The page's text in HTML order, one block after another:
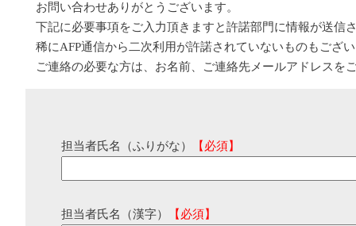
お問い合わせありがとうございます。
下記に必要事項をご入力頂きますと許諾部門に情報が送信
稀にAFP通信から二次利用が許諾されていないものもござ
ご連絡の必要な方は、お名前、ご連絡先メールアドレスを
担当者氏名（ふりがな） 【必須】
担当者氏名（漢字） 【必須】